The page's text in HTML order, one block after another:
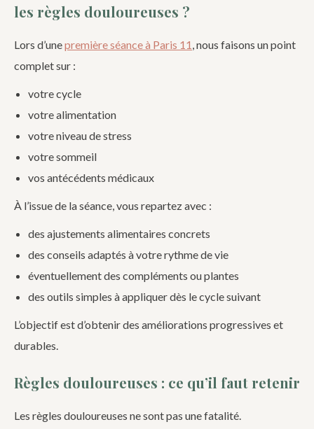
les règles douloureuses ?
Lors d’unepremière séance à Paris 11, nous faisons un point
complet sur :
votre cycle
votre alimentation
votre niveau de stress
votre sommeil
vos antécédents médicaux
À l’issue de la séance, vous repartez avec :
des ajustements alimentaires concrets
des conseils adaptés à votre rythme de vie
éventuellement des compléments ou plantes
des outils simples à appliquer dès le cycle suivant
L’objectif est d’obtenir des améliorations progressives et
durables.
Règles douloureuses : ce qu’il faut retenir
Les règles douloureuses ne sont pas une fatalité.